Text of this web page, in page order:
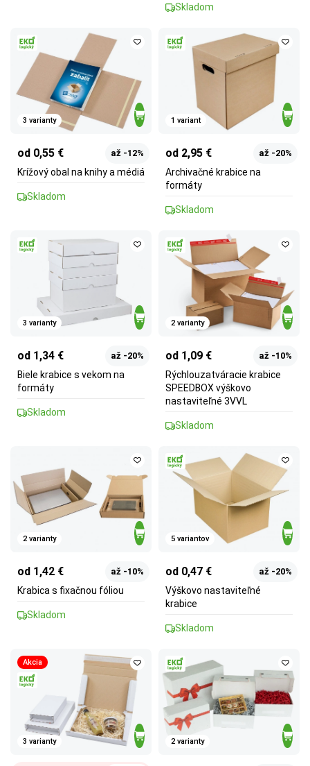
Skladom
3 varianty
od 0,55 € až -12%
Krížový obal na knihy a médiá
Skladom
1 variant
od 2,95 € až -20%
Archivačné krabice na
formáty
Skladom
3 varianty
od 1,34 € až -20%
Biele krabice s vekom na
formáty
Skladom
2 varianty
od 1,09 € až -10%
Rýchlouzatváracie krabice
SPEEDBOX výškovo
nastaviteľné 3VVL
Skladom
2 varianty
od 1,42 € až -10%
Krabica s fixačnou fóliou
Skladom
5 variantov
od 0,47 € až -20%
Výškovo nastaviteľné
krabice
Skladom
Akcia
3 varianty 2 varianty